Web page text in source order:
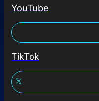
YouTube
TikTok